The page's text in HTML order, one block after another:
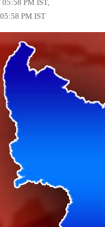
PM IST,
PM IST